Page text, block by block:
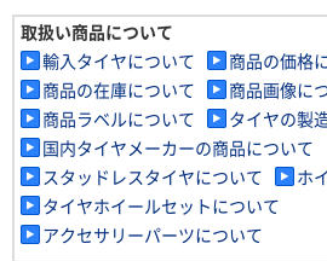
取扱い商品について
輸入タイヤについて
商品の価格
商品の在庫について
商品画像に
商品ラベルについて
タイヤの製
国内タイヤメーカーの商品について
スタッドレスタイヤについて
ホ
タイヤホイールセットについて
アクセサリーパーツについて